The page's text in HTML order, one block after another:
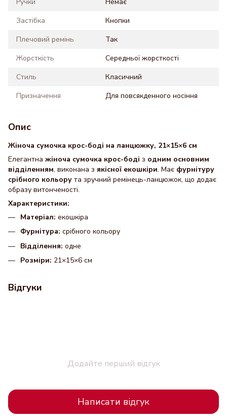
Застібка
Кнопки
Плечовий ремінь
Так
Жорсткість
Середньої жорсткості
Стиль
Класичний
Призначення
Для повсякденного носіння
Опис
Жіноча сумочка крос-боді на ланцюжку, 21×15×6 см
Елегантна жіноча сумочка крос-боді з одним основним
відділенням, виконана з якісної екошкіри. Має фурнітуру
срібного кольору та зручний ремінець-ланцюжок, що додає
образу витонченості.
Характеристики:
Матеріал: екошкіра
Фурнітура: срібного кольору
Відділення: одне
Розміри: 21×15×6 см
Відгуки
Додайте перший відгук
Написати відгук